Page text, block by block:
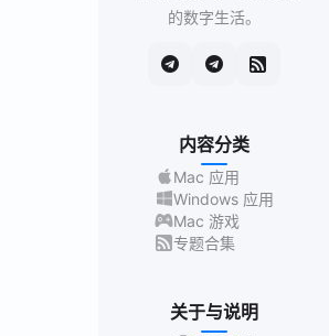
的数字生活。
内容分类
Mac 应用
Windows 应用
Mac 游戏
专题合集
关于与说明